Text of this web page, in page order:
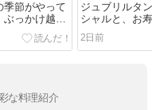
季節がやって
っかけ越前
ジュブリルタ
シャルと、お
キーニ炒めの
2日前
な料理紹介